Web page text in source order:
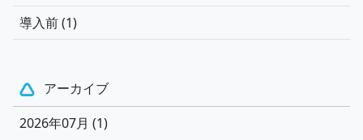
導入前 (1)
アーカイブ
2026年07月 (1)